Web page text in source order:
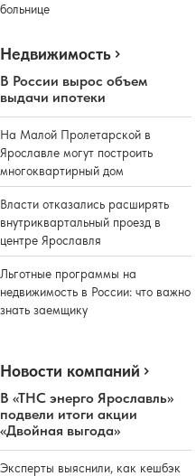
больнице
Недвижимость
В России вырос объем
выдачи ипотеки
На Малой Пролетарской в
Ярославле могут построить
многоквартирный дом
Власти отказались расширять
внутриквартальный проезд в
центре Ярославля
Льготные программы на
недвижимость в России: что важно
знать заемщику
Новости компаний
В «ТНС энерго Ярославль»
подвели итоги акции
«Двойная выгода»
Эксперты выяснили, как кешбэк